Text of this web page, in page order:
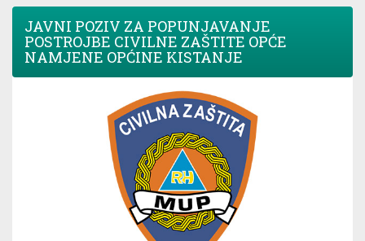
JAVNI POZIV ZA POPUNJAVANJE
POSTROJBE CIVILNE ZAŠTITE OPĆE
NAMJENE OPĆINE KISTANJE